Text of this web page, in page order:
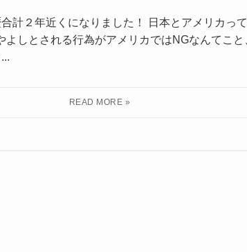
計２年近くになりました！ 日本とアメリカっ
よしとされる行為がアメリカではNGなんてこ